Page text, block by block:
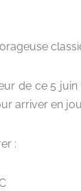
de ce 5
arriver en
: